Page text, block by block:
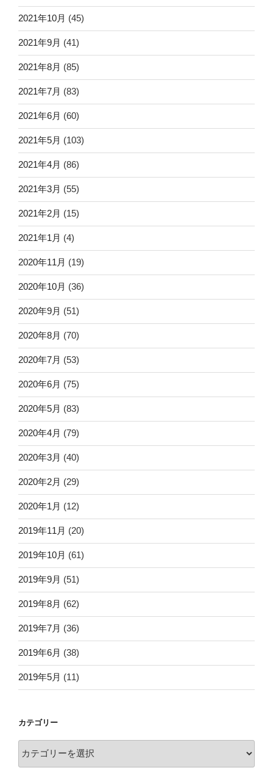
2021年10月 (45)
2021年9月 (41)
2021年8月 (85)
2021年7月 (83)
2021年6月 (60)
2021年5月 (103)
2021年4月 (86)
2021年3月 (55)
2021年2月 (15)
2021年1月 (4)
2020年11月 (19)
2020年10月 (36)
2020年9月 (51)
2020年8月 (70)
2020年7月 (53)
2020年6月 (75)
2020年5月 (83)
2020年4月 (79)
2020年3月 (40)
2020年2月 (29)
2020年1月 (12)
2019年11月 (20)
2019年10月 (61)
2019年9月 (51)
2019年8月 (62)
2019年7月 (36)
2019年6月 (38)
2019年5月 (11)
カテゴリー
テ